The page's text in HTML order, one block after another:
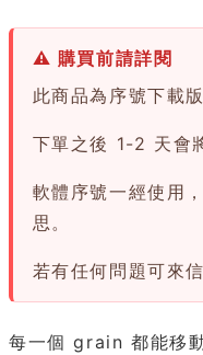
⚠ 購買前請詳閱
此商品為序號下載
下單之後 1-2 天會
軟體序號一經使用
思。
若有任何問題可來信
每一個 grain 都能移